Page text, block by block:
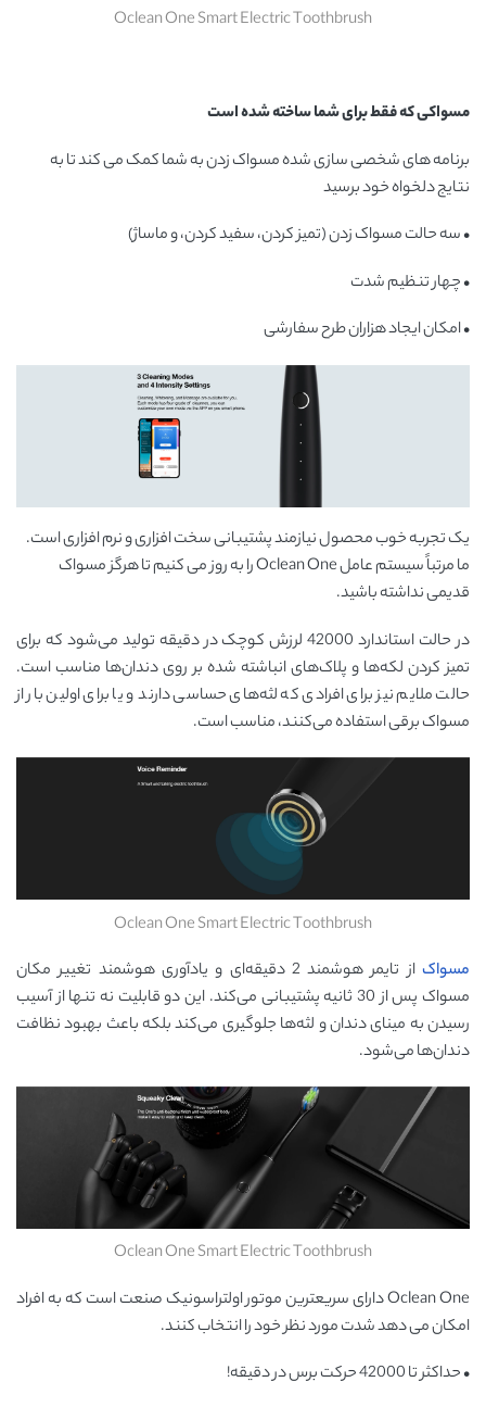
Oclean One Smart Electric Toothbrush
مسواکی که فقط برای شما ساخته شده است
برنامه های شخصی سازی شده مسواک زدن به شما کمک می کند تا به
نتایج دلخواه خود برسید
• سه حالت مسواک زدن (تمیز کردن، سفید کردن، و ماساژ)
• چهار تنظیم شدت
• امکان ایجاد هزاران طرح سفارشی
یک تجربه خوب محصول نیازمند پشتیبانی سخت افزاری و نرم افزاری است.
ما مرتباً سیستم عامل Oclean One را به روز می کنیم تا هرگز مسواک
قدیمی نداشته باشید.
در حالت استاندارد 42000 لرزش کوچک در دقیقه تولید می‌شود که برای
تمیز کردن لکه‌ها و پلاک‌های انباشته شده بر روی دندان‌ها مناسب است.
حالت ملایم نیز برای افرادی که لثه‌های حساسی دارند و یا برای اولین بار از
مسواک برقی استفاده می‌کنند، مناسب است.
Oclean One Smart Electric Toothbrush
مسواک
از تایمر هوشمند 2 دقیقه‌ای و یادآوری هوشمند تغییر مکان
مسواک پس از 30 ثانیه پشتیبانی می‌کند. این دو قابلیت نه تنها از آسیب
رسیدن به مینای دندان و لثه‌ها جلوگیری می‌کند بلکه باعث بهبود نظافت
دندان‌ها می‌شود.
Oclean One Smart Electric Toothbrush
Oclean One دارای سریعترین موتور اولتراسونیک صنعت است که به افراد
امکان می دهد شدت مورد نظر خود را انتخاب کنند.
• حداکثر تا 42000 حرکت برس در دقیقه!